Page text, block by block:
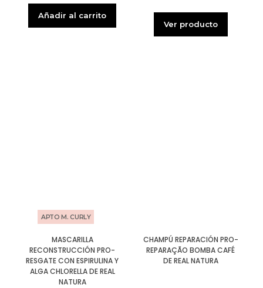
Añadir al carrito
Ver producto
APTO M. CURLY
MASCARILLA
RECONSTRUCCIÓN PRO-
RESGATE CON ESPIRULINA Y
ALGA CHLORELLA DE REAL
NATURA
CHAMPÚ REPARACIÓN PRO-
REPARAÇÃO BOMBA CAFÉ
DE REAL NATURA